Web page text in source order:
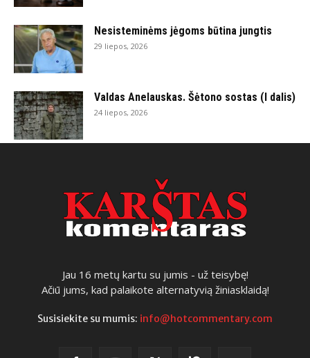
Nesisteminėms jėgoms būtina jungtis
29 liepos, 2026
Valdas Anelauskas. Šėtono sostas (I dalis)
24 liepos, 2026
Jau 16 metų kartu su jumis - už teisybę!
Ačiū jums, kad palaikote alternatyvią žiniasklaidą!
Susisiekite su mumis: info@hotcommentary.com